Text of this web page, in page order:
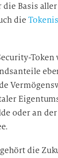
Basis
die
oder an
die